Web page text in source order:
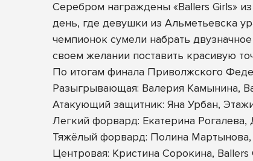
Серебром награждены «Ballers Girls»
день, где девушки из Альметьевска
чемпионок сумели набрать
своем желании поставить красивую
По итогам финала Приволжского
Разыгрывающая: Валерия Камынина,
Атакующий защитник: Яна Урбан,
Легкий форвард: Екатерина Рогалева,
Тяжёлый форвард: Полина
Центровая: Кристина Сорокина, Ballers